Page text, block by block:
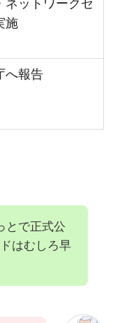
ネットワークセ
施
へ報告
とで正式公
はむしろ早